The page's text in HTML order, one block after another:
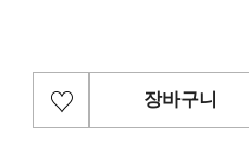
장바구니